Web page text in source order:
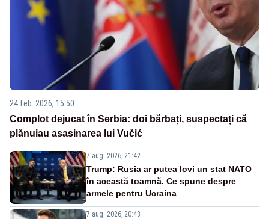
24 feb. 2026, 15:50
Complot dejucat în Serbia: doi bărbați, suspectați că
plănuiau asasinarea lui Vučić
7 aug. 2026, 21:42
Trump: Rusia ar putea lovi un stat NATO
în această toamnă. Ce spune despre
armele pentru Ucraina
7 aug. 2026, 20:43